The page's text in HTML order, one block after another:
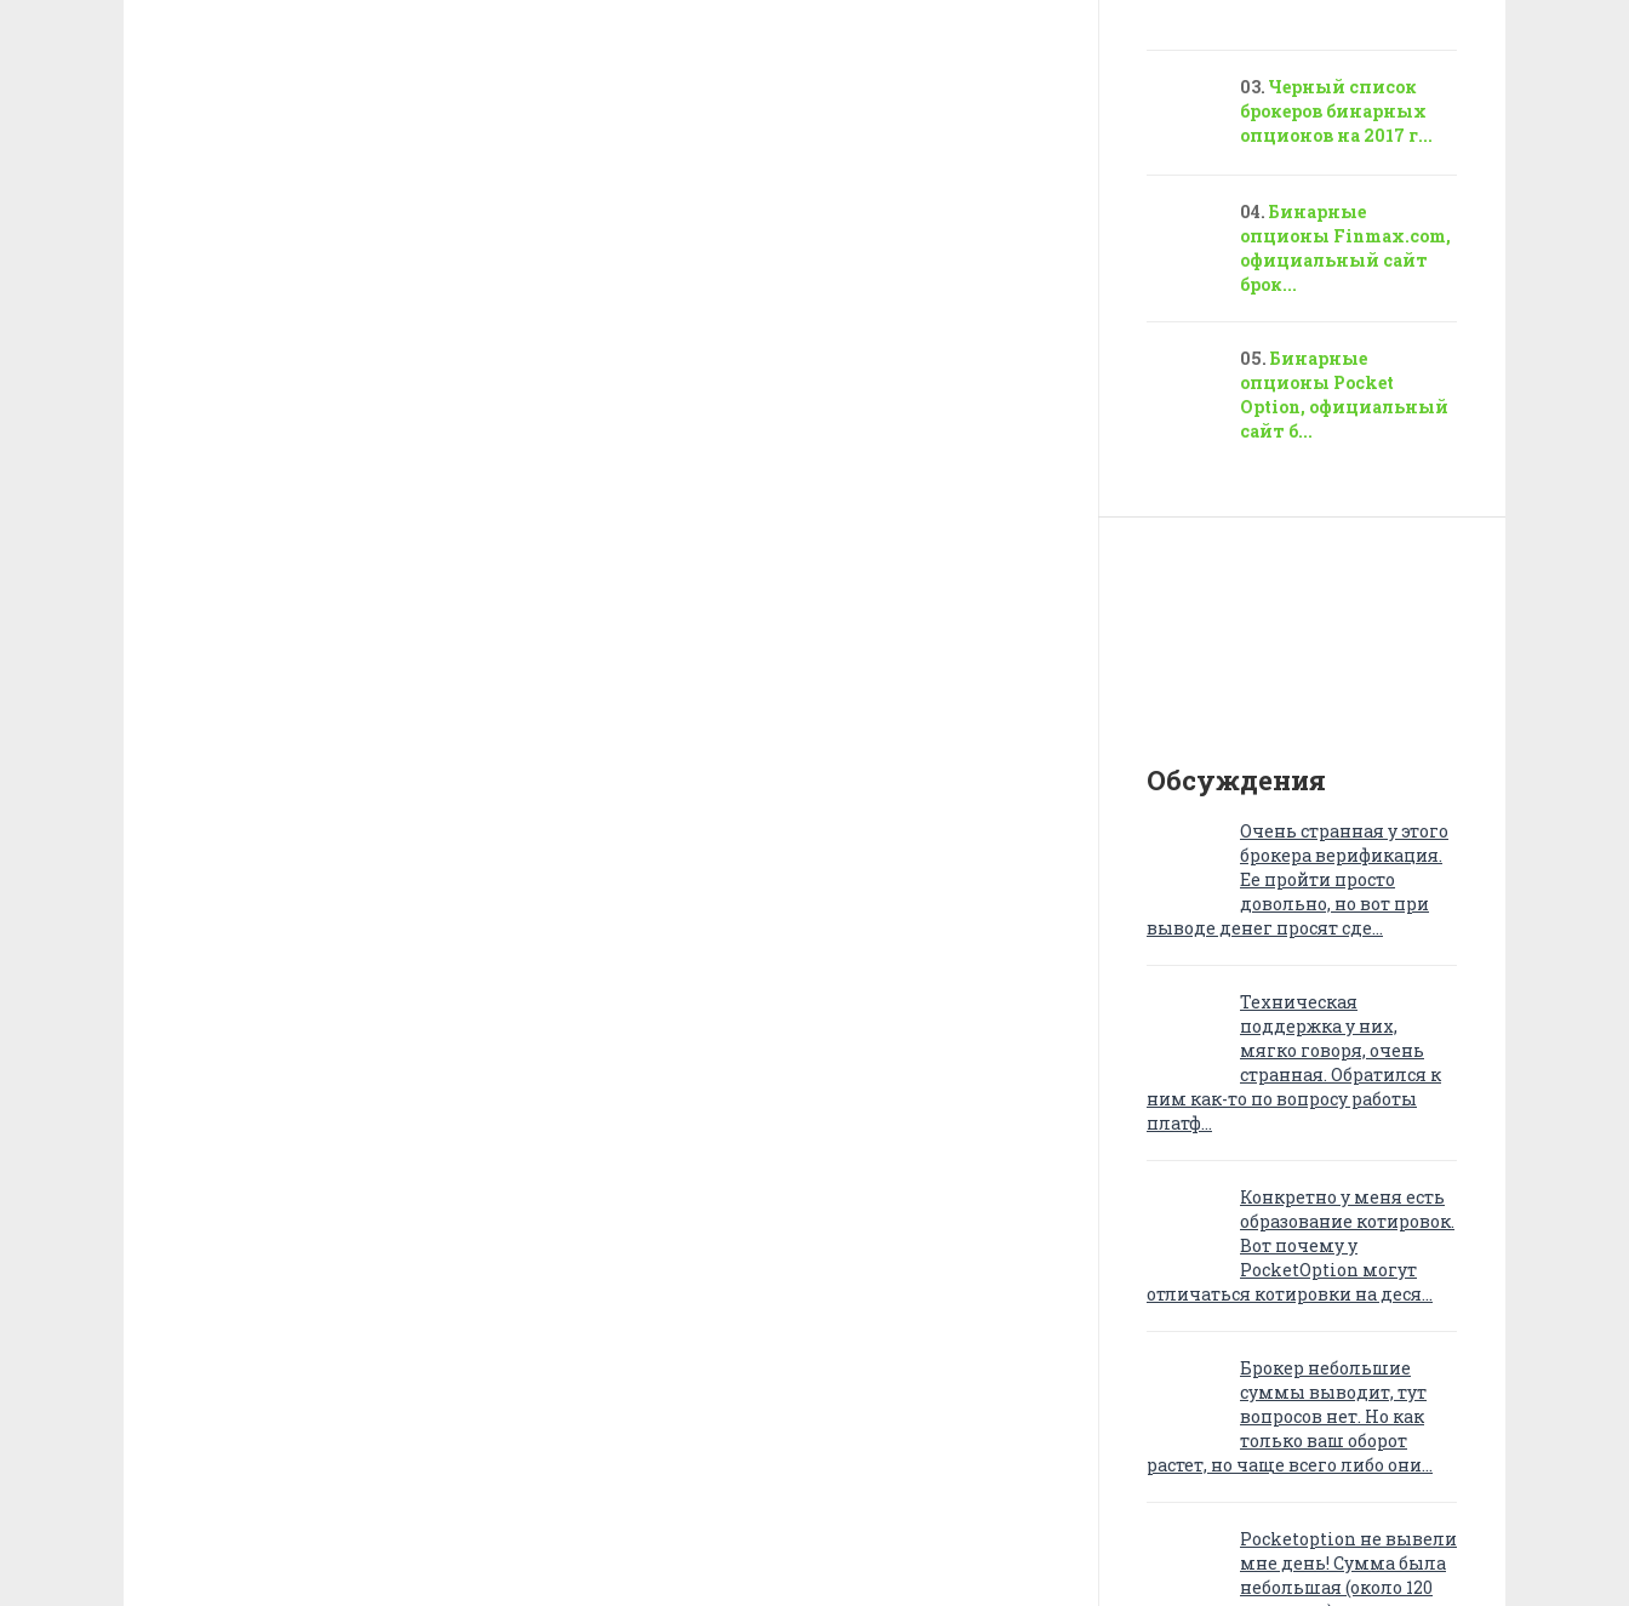
Черный список
брокеров бинарных
опционов на 2017 г...
Бинарные
опционы Finmax.com,
официальный сайт
брок...
Бинарные
опционы Pocket
Option, официальный
сайт б...
Обсуждения
Очень странная у этого
брокера верификация.
Ее пройти просто
довольно, но вот при
выводе денег просят сде…
Техническая
поддержка у них,
мягко говоря, очень
странная. Обратился к
ним как-то по вопросу работы
платф…
Конкретно у меня есть
образование котировок.
Вот почему у
PocketOption могут
отличаться котировки на деся…
Брокер небольшие
суммы выводит, тут
вопросов нет. Но как
только ваш оборот
растет, но чаще всего либо они…
Pocketoption не вывели
мне день! Сумма была
небольшая (около 120